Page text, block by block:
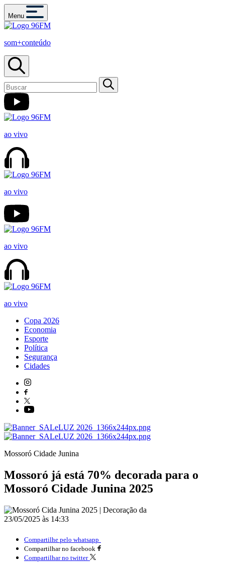
Menu
som+conteúdo
ao vivo
ao vivo
ao vivo
ao vivo
Copa 2026
Economia
Esporte
Política
Segurança
Cidades
Mossoró Cidade Junina
Mossoró já está 70% decorada para o
Mossoró Cidade Junina 2025
23/05/2025 às 14:33
Compartilhe pelo whatsapp
Compartilhar no facebook
Compartilhar no twitter